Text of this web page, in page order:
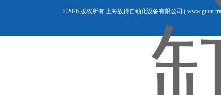
©2026 版权所有 上海故得自动化设备有限公司 ( www.gude-